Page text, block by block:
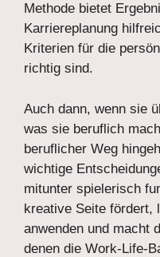
Methode bietet
Karriereplanung
Kriterien für die
richtig sind.
Auch dann, wenn sie
was sie beruflich
beruflicher Weg
wichtige
mitunter spielerisch
kreative Seite fördert,
anwenden und macht
denen die Work-Life-